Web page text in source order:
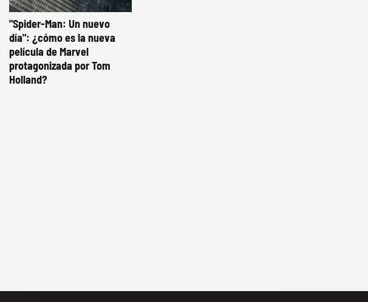
"Spider-Man: Un nuevo
día": ¿cómo es la nueva
película de Marvel
protagonizada por Tom
Holland?